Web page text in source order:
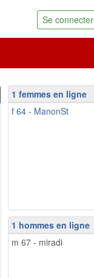
Se connecter
1 femmes en ligne
f 64 - ManonSt
1 hommes en ligne
m 67 - miradi